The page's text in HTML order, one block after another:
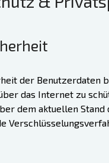
der Benutzerdaten
das Internet zu
dem aktuellen Stand